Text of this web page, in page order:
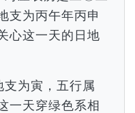
支为丙午年丙申
心这一天的日地
为寅，五行属
一天穿绿色系相